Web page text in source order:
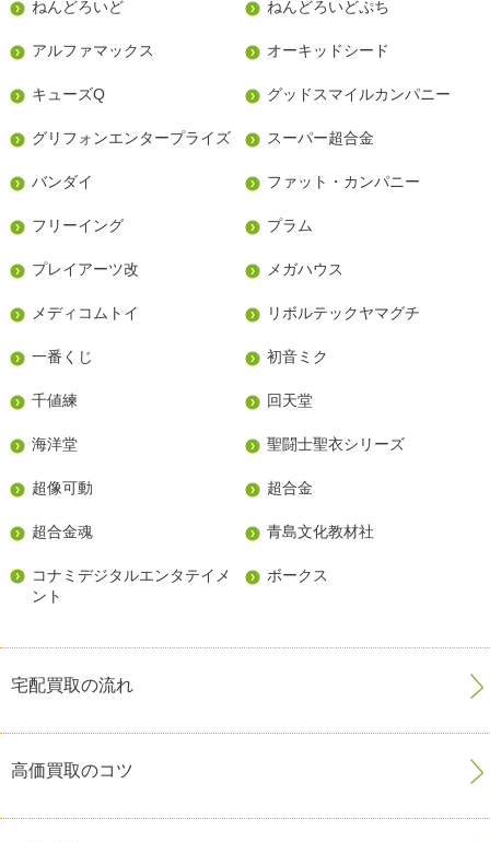
ねんどろいど ねんどろいどぷち
アルファマックス オーキッドシード
キューズQ グッドスマイルカンパニー
グリフォンエンタープライズ スーパー超合金
バンダイ ファット・カンパニー
フリーイング プラム
プレイアーツ改 メガハウス
メディコムトイ リボルテックヤマグチ
一番くじ 初音ミク
千値練 回天堂
海洋堂 聖闘士聖衣シリーズ
超像可動 超合金
超合金魂 青島文化教材社
コナミデジタルエンタテイメ
ント
ボークス
宅配買取の流れ
高価買取のコツ